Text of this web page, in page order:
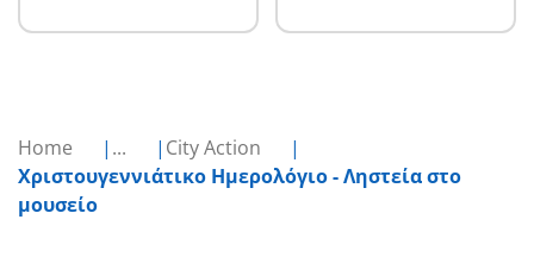
Home ...
City Action
Χριστουγεννιάτικο Ημερολόγιο - Ληστεία στο
μουσείο